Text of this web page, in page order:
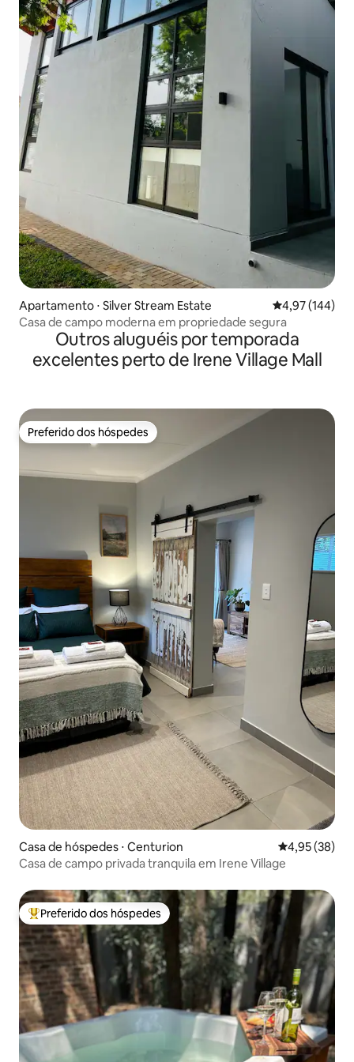
Apartamento ⋅ Silver Stream Estate 4,97 de uma
4,97 (144)
Casa de campo moderna em propriedade segura
Outros aluguéis por temporada
excelentes perto de Irene Village Mall
Preferido dos hóspedes
Preferido dos hóspedes
Casa de hóspedes ⋅ Centurion 4,95 de uma
4,95 (38)
Casa de campo privada tranquila em Irene Village
Entre os melhores preferidos dos hóspedes
Preferido dos hóspedes